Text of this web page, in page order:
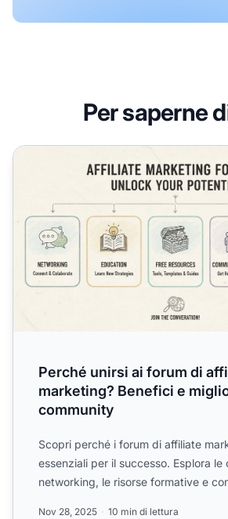
Per saperne
Perché unirsi ai forum di affiliate
Perché unirsi ai forum di
marketing? Benefici e
community
Scopri perché i forum di affiliate
essenziali per il successo. Esplora
networking, le risorse formative e
Nov 28, 2025 10 min di lettura